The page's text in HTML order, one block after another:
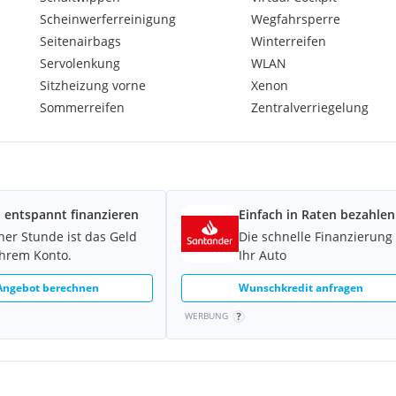
der wir das Fahrzeug bis
möglich. Bitte
Arbeitszeiten nicht
uns dies mitteilen, und
unserer sehr gut
Scheinwerferreinigung
Seitenairbags
Servolenkung
Sitzheizung vorne
Sommerreifen
Wegfahrsperre
Winterreifen
WLAN
Xenon
Zentralverriegelung
entspannt finanzieren
Stunde ist das Geld
Konto.
berechnen
Einfach in Raten bezahlen
Die schnelle
Ihr Auto
Wunschkredit anfragen
WERBUNG